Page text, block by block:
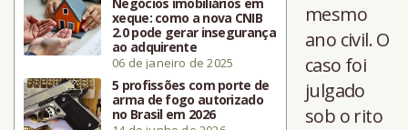
xeque: como a nova CNIB
2.0 pode gerar insegurança
ao adquirente
06 de janeiro de 2025
5 profissões com porte de
arma de fogo autorizado
no Brasil em 2026
mesmo
ano civil. O
caso foi
julgado
sob o rito